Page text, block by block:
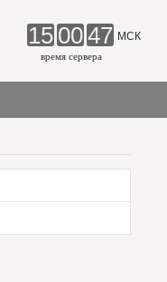
15 0047 МСК
время сервера